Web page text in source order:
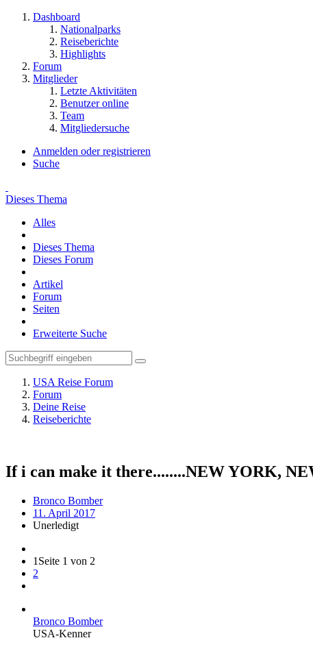
Dashboard
Nationalparks
Reiseberichte
Highlights
Forum
Mitglieder
Letzte Aktivitäten
Benutzer online
Team
Mitgliedersuche
Anmelden oder registrieren
Suche
Dieses Thema
Alles
Dieses Thema
Dieses Forum
Artikel
Forum
Seiten
Erweiterte Suche
USA Reise Forum
Forum
Deine Reise
Reiseberichte
If i can make it there........NEW YORK,
Bronco Bomber
11. April 2017
Unerledigt
1 Seite 1 von 2
2
Bronco Bomber
USA-Kenner